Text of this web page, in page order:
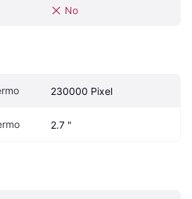
No
230000 Pixel
2.7 "